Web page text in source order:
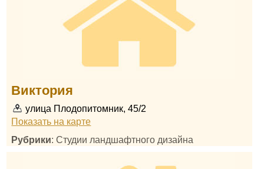
Виктория
улица Плодопитомник, 45/2
Показать на карте
Рубрики: Студии ландшафтного дизайна